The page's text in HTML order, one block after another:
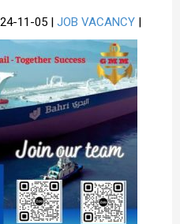
11-05 | JOB VACANCY |